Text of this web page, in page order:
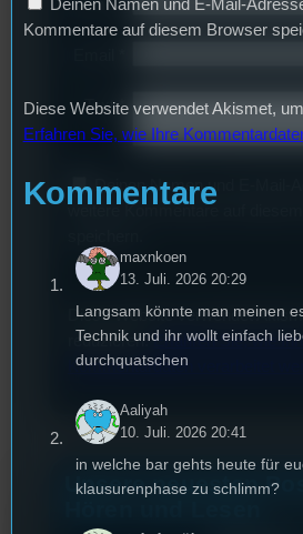
Name*
Text*
Deinen Namen und E-Mail-
weitere Kommentare auf diesem
Diese Website verwendet
reduzieren.Erfahren Sie, wie
Kommentardaten verarbeitet
Unsere neuesten
Deinen Namen und E-Mail-
Kommentare auf diesem Browser
Diese Website verwendet Akismet,
Erfahren Sie, wie Ihre
Kommentare
maxnkoen
13. Juli. 2026 20:29
Langsam könnte man meinen
Technik und ihr wollt einfach
durchquatschen
Aaliyah
10. Juli. 2026 20:41
in welche bar gehts heute für
klausurenphase zu schlimm?